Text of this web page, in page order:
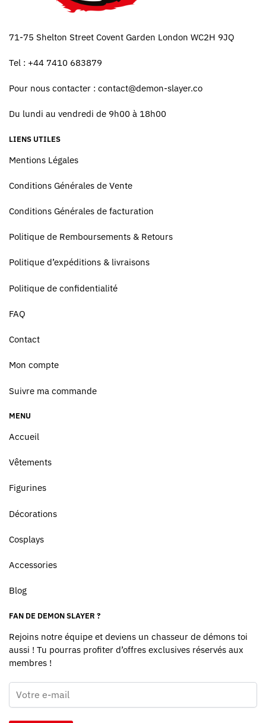
71-75 Shelton Street Covent Garden London WC2H 9JQ
Tel : +44 7410 683879
Pour nous contacter : contact@demon-slayer.co
Du lundi au vendredi de 9h00 à 18h00
LIENS UTILES
Mentions Légales
Conditions Générales de Vente
Conditions Générales de facturation
Politique de Remboursements & Retours
Politique d’expéditions & livraisons
Politique de confidentialité
FAQ
Contact
Mon compte
Suivre ma commande
MENU
Accueil
Vêtements
Figurines
Décorations
Cosplays
Accessories
Blog
FAN DE DEMON SLAYER ?
Rejoins notre équipe et deviens un chasseur de démons toi
aussi ! Tu pourras profiter d’offres exclusives réservés aux
membres !